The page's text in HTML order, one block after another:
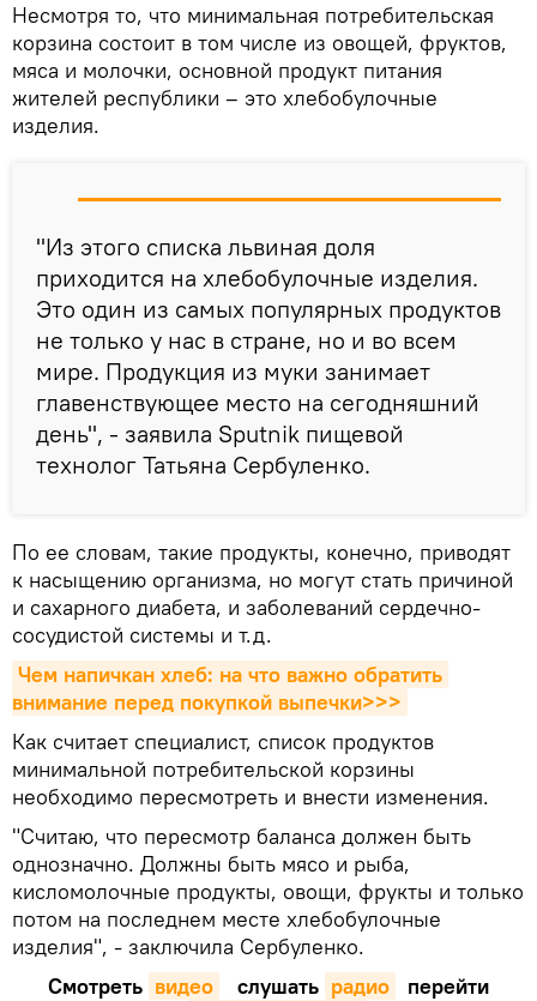
Несмотря то, что минимальная потребительская
корзина состоит в том числе из овощей, фруктов,
мяса и молочки, основной продукт питания
жителей республики – это хлебобулочные
изделия.
"Из этого списка львиная доля
приходится на хлебобулочные изделия.
Это один из самых популярных продуктов
не только у нас в стране, но и во всем
мире. Продукция из муки занимает
главенствующее место на сегодняшний
день", - заявила Sputnik пищевой
технолог Татьяна Сербуленко.
По ее словам, такие продукты, конечно, приводят
к насыщению организма, но могут стать причиной
и сахарного диабета, и заболеваний сердечно-
сосудистой системы и т.д.
Чем напичкан хлеб: на что важно обратить
внимание перед покупкой выпечки>>>
Как считает специалист, список продуктов
минимальной потребительской корзины
необходимо пересмотреть и внести изменения.
"Считаю, что пересмотр баланса должен быть
однозначно. Должны быть мясо и рыба,
кисломолочные продукты, овощи, фрукты и только
потом на последнем месте хлебобулочные
изделия", - заключила Сербуленко.
Смотреть видео слушать радио
перейти